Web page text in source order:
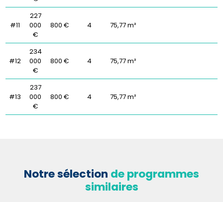
#11
227
000
€
800 € 4 75,77 m²
#12
234
000
€
800 € 4 75,77 m²
#13
237
000
€
800 € 4 75,77 m²
Notre sélection de programmes
similaires